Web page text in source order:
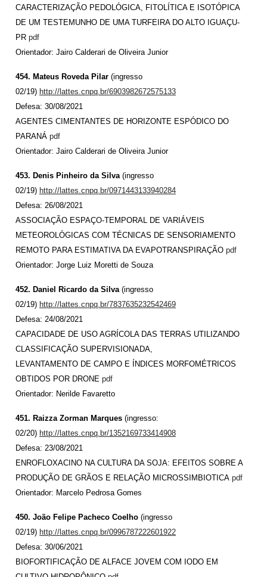
CARACTERIZAÇÃO PEDOLÓGICA, FITOLÍTICA E ISOTÓPICA
DE UM TESTEMUNHO DE UMA TURFEIRA DO ALTO IGUAÇU-
PR pdf
Orientador: Jairo Calderari de Oliveira Junior
454. Mateus Roveda Pilar (ingresso
02/19) http://lattes.cnpq.br/6903982672575133
Defesa: 30/08/2021
AGENTES CIMENTANTES DE HORIZONTE ESPÓDICO DO
PARANÁ pdf
Orientador: Jairo Calderari de Oliveira Junior
453. Denis Pinheiro da Silva (ingresso
02/19) http://lattes.cnpq.br/0971443133940284
Defesa: 26/08/2021
ASSOCIAÇÃO ESPAÇO-TEMPORAL DE VARIÁVEIS
METEOROLÓGICAS COM TÉCNICAS DE SENSORIAMENTO
REMOTO PARA ESTIMATIVA DA EVAPOTRANSPIRAÇÃO pdf
Orientador: Jorge Luiz Moretti de Souza
452. Daniel Ricardo da Silva (ingresso
02/19) http://lattes.cnpq.br/7837635232542469
Defesa: 24/08/2021
CAPACIDADE DE USO AGRÍCOLA DAS TERRAS UTILIZANDO
CLASSIFICAÇÃO SUPERVISIONADA,
LEVANTAMENTO DE CAMPO E ÍNDICES MORFOMÉTRICOS
OBTIDOS POR DRONE pdf
Orientador: Nerilde Favaretto
451. Raizza Zorman Marques (ingresso:
02/20) http://lattes.cnpq.br/1352169733414908
Defesa: 23/08/2021
ENROFLOXACINO NA CULTURA DA SOJA: EFEITOS SOBRE A
PRODUÇÃO DE GRÃOS E RELAÇÃO MICROSSIMBIOTICA pdf
Orientador: Marcelo Pedrosa Gomes
450. João Felipe Pacheco Coelho (ingresso
02/19) http://lattes.cnpq.br/0996787222601922
Defesa: 30/06/2021
BIOFORTIFICAÇÃO DE ALFACE JOVEM COM IODO EM